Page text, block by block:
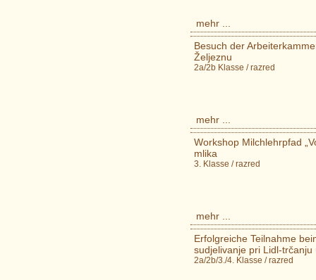
mehr ...
Besuch der
Željeznu
2a/2b Klasse / razred
mehr ...
Workshop Milchlehrpfad
mlika
3. Klasse / razred
mehr ...
Erfolgreiche Teilnahme
sudjelivanje pri Lidl-trčanju
2a/2b/3./4. Klasse / razred